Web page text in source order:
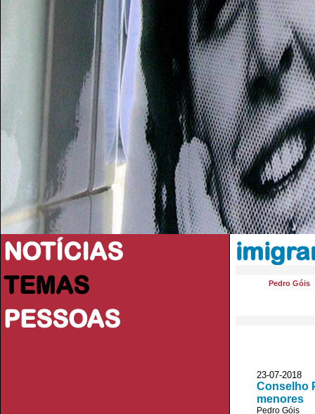
NOTÍCIAS
TEMAS
PESSOAS
Pedro Góis
23-07-
Conselho
menores
Pedro Góis